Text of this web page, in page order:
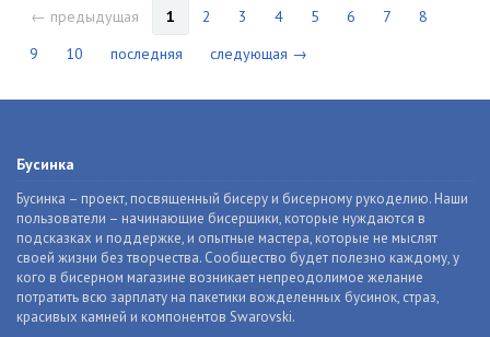
← предыдущая 1 2 3 4 5 6 7
8
9
10 последняя следующая →
Бусинка
Бусинка – проект, посвященный бисеру и бисерному рукоделию. Наши
пользователи – начинающие бисерщики, которые нуждаются в
подсказках и поддержке, и опытные мастера, которые не мыслят
своей жизни без творчества. Сообщество будет полезно каждому, у
кого в бисерном магазине возникает непреодолимое желание
потратить всю зарплату на пакетики вожделенных бусинок, страз,
красивых камней и компонентов Swarovski.